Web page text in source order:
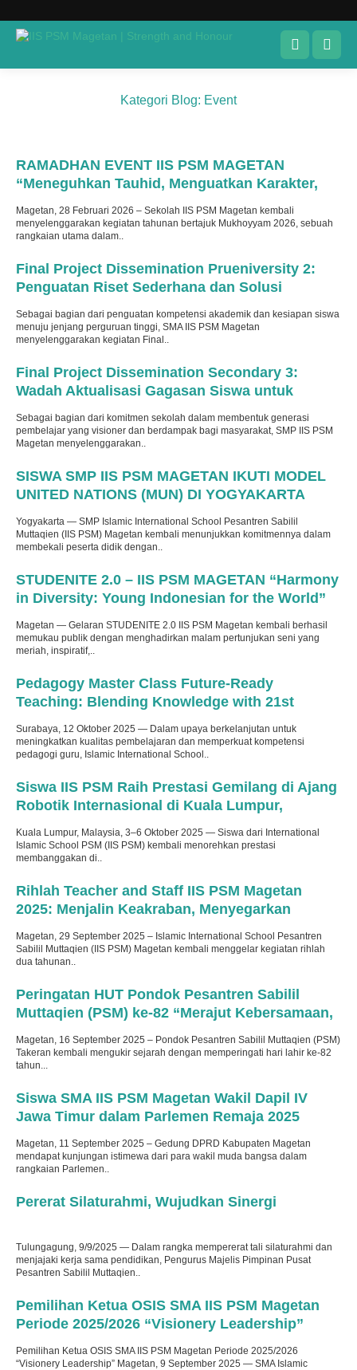
Kategori Blog: Event
RAMADHAN EVENT IIS PSM MAGETAN
“Meneguhkan Tauhid, Menguatkan Karakter,
Magetan, 28 Februari 2026 – Sekolah IIS PSM Magetan kembali
menyelenggarakan kegiatan tahunan bertajuk Mukhoyyam 2026, sebuah
rangkaian utama dalam..
Final Project Dissemination Prueniversity 2:
Penguatan Riset Sederhana dan Solusi
Sebagai bagian dari penguatan kompetensi akademik dan kesiapan siswa
menuju jenjang perguruan tinggi, SMA IIS PSM Magetan
menyelenggarakan kegiatan Final..
Final Project Dissemination Secondary 3:
Wadah Aktualisasi Gagasan Siswa untuk
Sebagai bagian dari komitmen sekolah dalam membentuk generasi
pembelajar yang visioner dan berdampak bagi masyarakat, SMP IIS PSM
Magetan menyelenggarakan..
SISWA SMP IIS PSM MAGETAN IKUTI MODEL
UNITED NATIONS (MUN) DI YOGYAKARTA
Yogyakarta — SMP Islamic International School Pesantren Sabilil
Muttaqien (IIS PSM) Magetan kembali menunjukkan komitmennya dalam
membekali peserta didik dengan..
STUDENITE 2.0 – IIS PSM MAGETAN “Harmony
in Diversity: Young Indonesian for the World”
Magetan — Gelaran STUDENITE 2.0 IIS PSM Magetan kembali berhasil
memukau publik dengan menghadirkan malam pertunjukan seni yang
meriah, inspiratif,..
Pedagogy Master Class Future-Ready
Teaching: Blending Knowledge with 21st
Surabaya, 12 Oktober 2025 — Dalam upaya berkelanjutan untuk
meningkatkan kualitas pembelajaran dan memperkuat kompetensi
pedagogi guru, Islamic International School..
Siswa IIS PSM Raih Prestasi Gemilang di Ajang
Robotik Internasional di Kuala Lumpur,
Kuala Lumpur, Malaysia, 3–6 Oktober 2025 — Siswa dari International
Islamic School PSM (IIS PSM) kembali menorehkan prestasi
membanggakan di..
Rihlah Teacher and Staff IIS PSM Magetan
2025: Menjalin Keakraban, Menyegarkan
Magetan, 29 September 2025 – Islamic International School Pesantren
Sabilil Muttaqien (IIS PSM) Magetan kembali menggelar kegiatan rihlah
dua tahunan..
Peringatan HUT Pondok Pesantren Sabilil
Muttaqien (PSM) ke-82 “Merajut Kebersamaan,
Magetan, 16 September 2025 – Pondok Pesantren Sabilil Muttaqien (PSM)
Takeran kembali mengukir sejarah dengan memperingati hari lahir ke-82
tahun...
Siswa SMA IIS PSM Magetan Wakil Dapil IV
Jawa Timur dalam Parlemen Remaja 2025
Magetan, 11 September 2025 – Gedung DPRD Kabupaten Magetan
mendapat kunjungan istimewa dari para wakil muda bangsa dalam
rangkaian Parlemen..
Pererat Silaturahmi, Wujudkan Sinergi
Tulungagung, 9/9/2025 — Dalam rangka mempererat tali silaturahmi dan
menjajaki kerja sama pendidikan, Pengurus Majelis Pimpinan Pusat
Pesantren Sabilil Muttaqien..
Pemilihan Ketua OSIS SMA IIS PSM Magetan
Periode 2025/2026 “Visionery Leadership”
Pemilihan Ketua OSIS SMA IIS PSM Magetan Periode 2025/2026
“Visionery Leadership” Magetan, 9 September 2025 — SMA Islamic